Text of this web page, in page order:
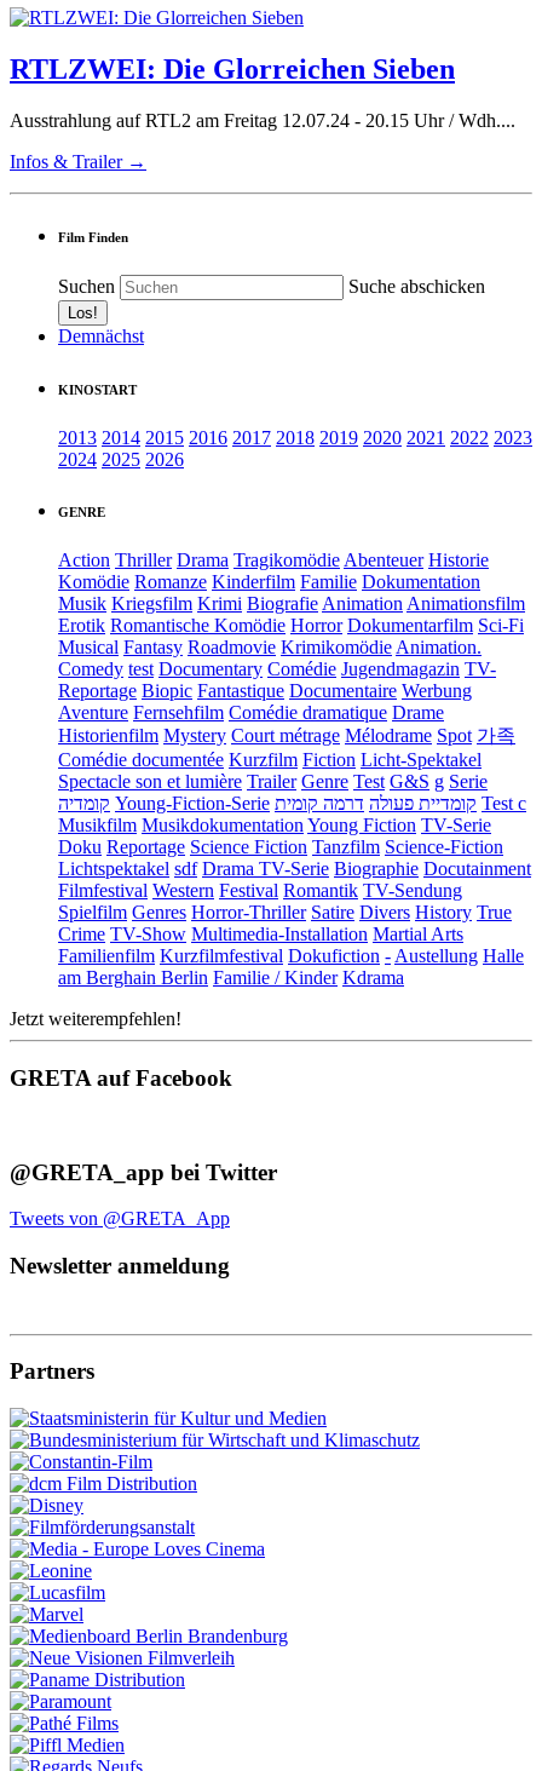
RTLZWEI: Die Glorreichen Sieben
Ausstrahlung auf RTL2 am Freitag 12.07.24 - 20.15 Uhr / Wdh....
Infos & Trailer →
Film Finden
Suchen Suche abschicken
Demnächst
KINOSTART
2013 2014 2015 2016 2017 2018 2019 2020 2021 2022 2023
2024 2025 2026
GENRE
Action Thriller Drama TragikomödieAbenteuer Historie
Komödie Romanze Kinderfilm Familie Dokumentation
Musik Kriegsfilm Krimi BiografieAnimationAnimationsfilm
Erotik Romantische Komödie Horror Dokumentarfilm Sci-Fi
Musical Fantasy Roadmovie KrimikomödieAnimation.
Comedy test Documentary Comédie Jugendmagazin TV-
Reportage Biopic Fantastique Documentaire Werbung
Aventure Fernsehfilm Comédie dramatique Drame
Historienfilm Mystery Court métrage Mélodrame Spot 가족
Comédie documentée Kurzfilm Fiction Licht-Spektakel
Spectacle son et lumière Trailer Genre Test G&S g Serie
קומדיה Young-Fiction-Serie קומדיית פעולה דרמה קומית
Test c
Musikfilm MusikdokumentationYoung Fiction TV-Serie
Doku Reportage Science Fiction Tanzfilm Science-Fiction
Lichtspektakel sdf Drama TV-Serie Biographie Docutainment
Filmfestival Western Festival Romantik TV-Sendung
Spielfilm Genres Horror-Thriller Satire Divers History True
Crime TV-Show Multimedia-Installation Martial Arts
Familienfilm Kurzfilmfestival Dokufiction -Austellung Halle
am Berghain Berlin Familie / Kinder Kdrama
Jetzt weiterempfehlen!
GRETA auf Facebook
@GRETA_app bei Twitter
Tweets von @GRETA_App
Newsletter anmeldung
Partners